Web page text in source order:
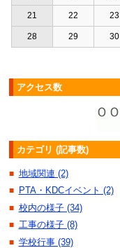
21 22 23
28 29 30
アクセス数
カテゴリ (記事数)
■ 地域関連 (2)
■ PTA・KDCイベント (2)
■ 校内の様子 (34)
■ 工事の様子 (8)
■ 学校行事 (39)